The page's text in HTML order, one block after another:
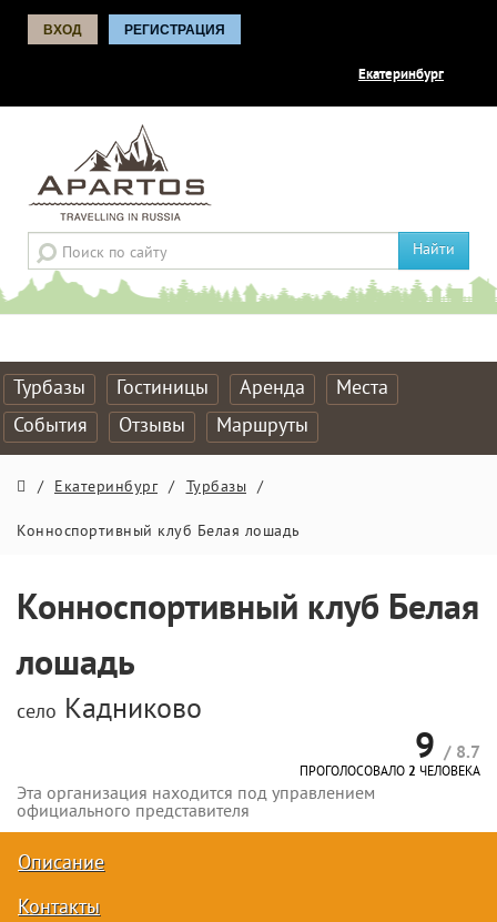
ВХОД РЕГИСТРАЦИЯ
Екатеринбург
Найти
Турбазы Гостиницы Аренда
Места
События
Отзывы Маршруты
/ Екатеринбург / Турбазы /
Конноспортивный клуб Белая лошадь
Конноспортивный клуб Белая
лошадь
село Кадниково
9 / 8.7
ПРОГОЛОСОВАЛО 2 ЧЕЛОВЕКА
Эта организация находится под управлением
официального представителя
Описание
Контакты